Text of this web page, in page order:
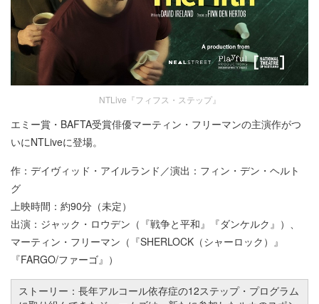
NTLive『フィフス・ステップ』
エミー賞・BAFTA受賞俳優マーティン・フリーマンの主演作がつ
いにNTLiveに登場。
作：デイヴィッド・アイルランド／演出：フィン・デン・ヘルト
グ
上映時間：約90分（未定）
出演：ジャック・ロウデン（『戦争と平和』『ダンケルク』）、
マーティン・フリーマン（『SHERLOCK（シャーロック）』
『FARGO/ファーゴ』）
ストーリー：長年アルコール依存症の12ステップ・プログラム